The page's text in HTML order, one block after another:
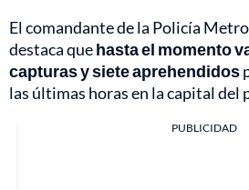
El comandante de la Policía
destaca quehasta el momento
capturas y siete aprehendidos
las últimas horas en la capital del
PUBLICIDAD